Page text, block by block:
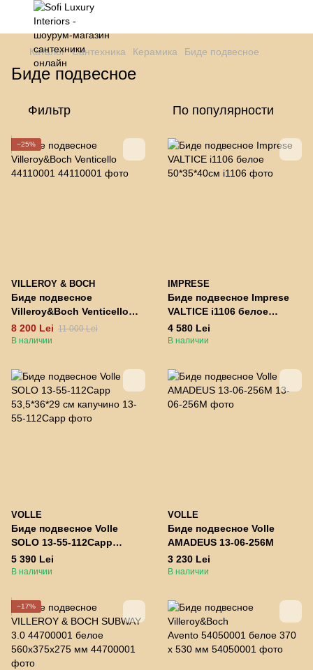
Каталог Сантехника Керамика Биде подвесное
Биде подвесное
Фильтр По популярности
−25%
VILLEROY & BOCH
Биде подвесное
Villeroy&Boch Venticello
44110001
8 200 Lei 11 000 Lei
В наличии
IMPRESE
Биде подвесное Imprese
VALTICE i1106 белое
50*35*40см
4 580 Lei
В наличии
VOLLE
Биде подвесное Volle
SOLO 13-55-112Capp
53,5*36*29 см капучино
5 390 Lei
В наличии
VOLLE
Биде подвесное Volle
AMADEUS 13-06-256M
3 230 Lei
В наличии
−17%